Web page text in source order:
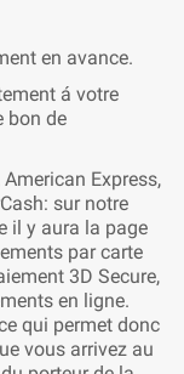
en avance.
á votre
bon de
Express,
sur notre
il y aura la page
par carte
3D Secure,
en ligne.
qui permet donc
vous arrivez au